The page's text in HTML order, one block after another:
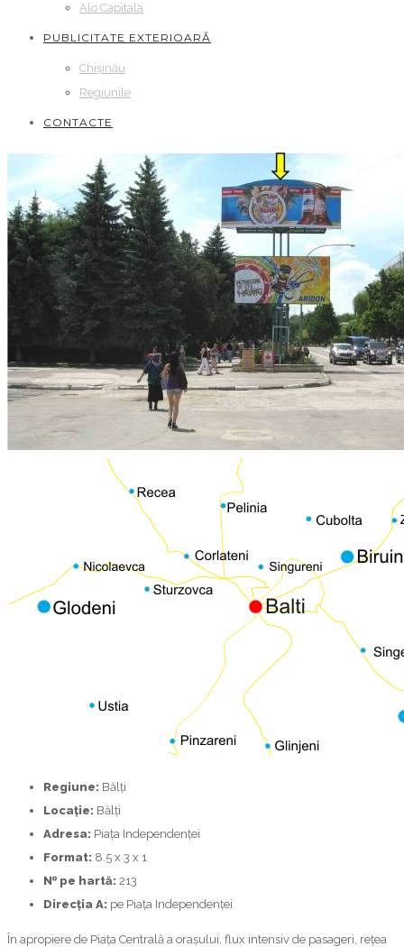
Alo Capitala
PUBLICITATE EXTERIOARĂ
Chișinău
Regiunile
CONTACTE
Regiune: Bălţi
Locaţie: Bălţi
Adresa: Piaţa Independenţei
Format: 8.5 x 3 x 1
№ pe hartă: 213
Direcţia A: pe Piaţa Independenţei
În apropiere de Piaţa Centrală a oraşului, flux intensiv de pasageri, reţea